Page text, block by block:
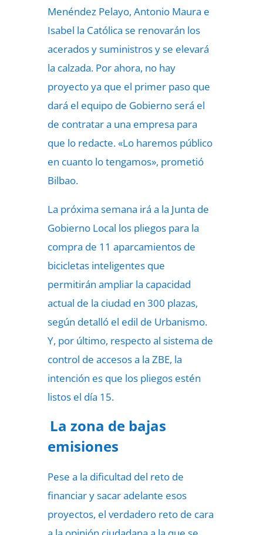
Menéndez Pelayo, Antonio Maura e
Isabel la Católica se renovarán los
acerados y suministros y se elevará
la calzada. Por ahora, no hay
proyecto ya que el primer paso que
dará el equipo de Gobierno será el
de contratar a una empresa para
que lo redacte. «Lo haremos público
en cuanto lo tengamos», prometió
Bilbao.
La próxima semana irá a la Junta de
Gobierno Local los pliegos para la
compra de 11 aparcamientos de
bicicletas inteligentes que
permitirán ampliar la capacidad
actual de la ciudad en 300 plazas,
según detalló el edil de Urbanismo.
Y, por último, respecto al sistema de
control de accesos a la ZBE, la
intención es que los pliegos estén
listos el día 15.
La zona de bajas
emisiones
Pese a la dificultad del reto de
financiar y sacar adelante esos
proyectos, el verdadero reto de cara